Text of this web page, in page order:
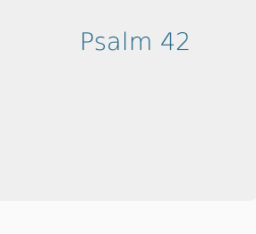
Psalm 42